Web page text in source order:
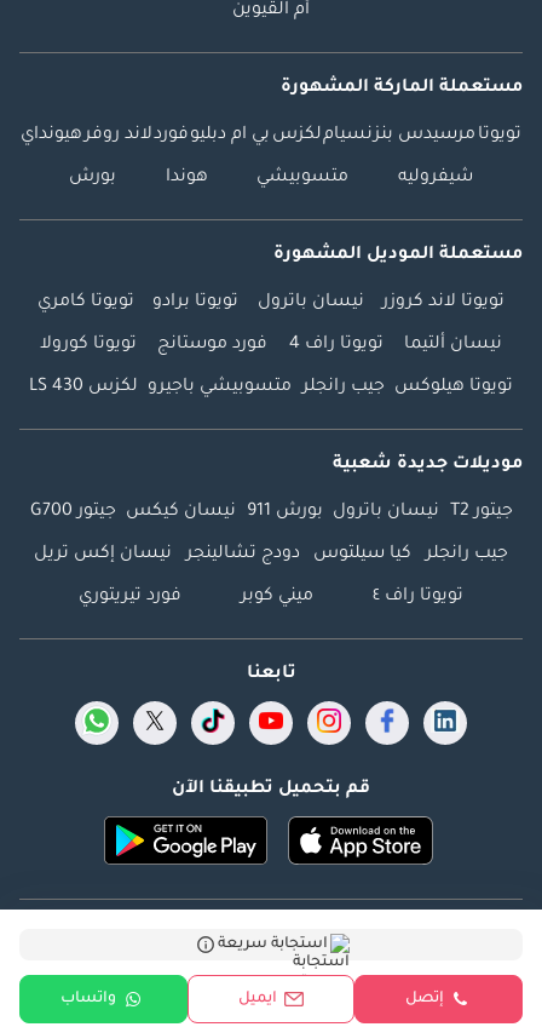
المستعملة
والمركبات التجارية
والدولي. تشمل
مجموعتنا المتنوعة:
والحافلات،
والشاحنات،
والسيارات الفاخرة.
أعد كتابة تفاصيل
التفاصيل من جانبك.
استجابة سريعة
إتصل ايميل واتساب
أم القيوين
مستعملة الماركة المشهورة
تويوتا مرسيدس بنزنسياملكزس بي ام دبليوفوردلاند روفرهيونداي
شيفروليه متسوبيشي هوندا بورش
مستعملة الموديل المشهورة
تويوتا لاند كروزر نيسان باترول تويوتا برادو تويوتا كامري
نيسان ألتيما تويوتا راف 4 فورد موستانج تويوتا كورولا
تويوتا هيلوكس جيب رانجلر متسوبيشي باجيرو لكزس LS 430
موديلات جديدة شعبية
جيتور T2 نيسان باترول بورش 911 نيسان كيكس جيتور G700
جيب رانجلر كيا سيلتوس دودج تشالينجر نيسان إكس تريل
تويوتا راف ٤ ميني كوبر فورد تيريتوري
تابعنا
قم بتحميل تطبيقنا الآن
Dubicars.com @ 2026. جميع الحقوق محفوظة.
العنوان: 2114 ، برج شذى ، المدينة الإعلامية ، دبي ، الإمارات